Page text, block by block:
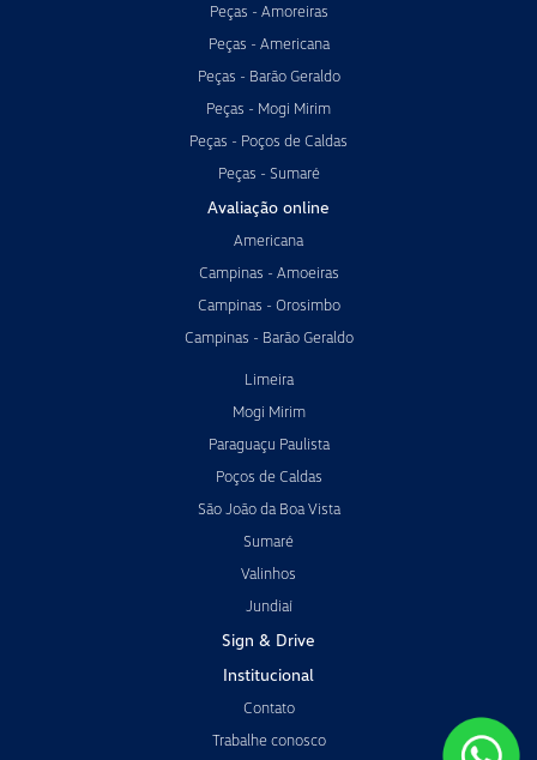
Peças - Amoreiras
Peças - Americana
Peças - Barão Geraldo
Peças - Mogi Mirim
Peças - Poços de Caldas
Peças - Sumaré
Avaliação online
Americana
Campinas - Amoeiras
Campinas - Orosimbo
Campinas - Barão Geraldo
Limeira
Mogi Mirim
Paraguaçu Paulista
Poços de Caldas
São João da Boa Vista
Sumaré
Valinhos
Jundiaí
Sign & Drive
Institucional
Contato
Trabalhe conosco